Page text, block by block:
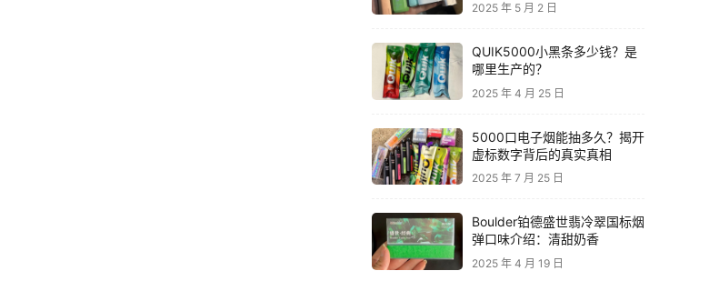
2025 年 5 月 2 日
QUIK5000小黑条多少钱？是
哪里生产的？
2025 年 4 月 25 日
5000口电子烟能抽多久？揭开
虚标数字背后的真实真相
2025 年 7 月 25 日
Boulder铂德盛世翡冷翠国标烟
弹口味介绍：清甜奶香
2025 年 4 月 19 日